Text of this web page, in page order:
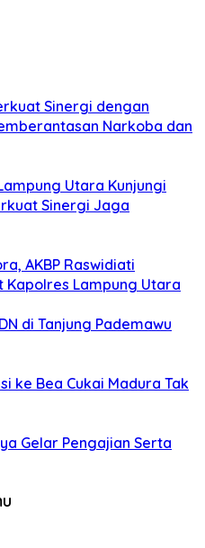
Sinergi dengan
Narkoba dan
Utara Kunjungi
Sinergi Jaga
AKBP Raswidiati
Kapolres Lampung Utara
di Tanjung Pademawu
ke Bea Cukai Madura Tak
Gelar Pengajian Serta